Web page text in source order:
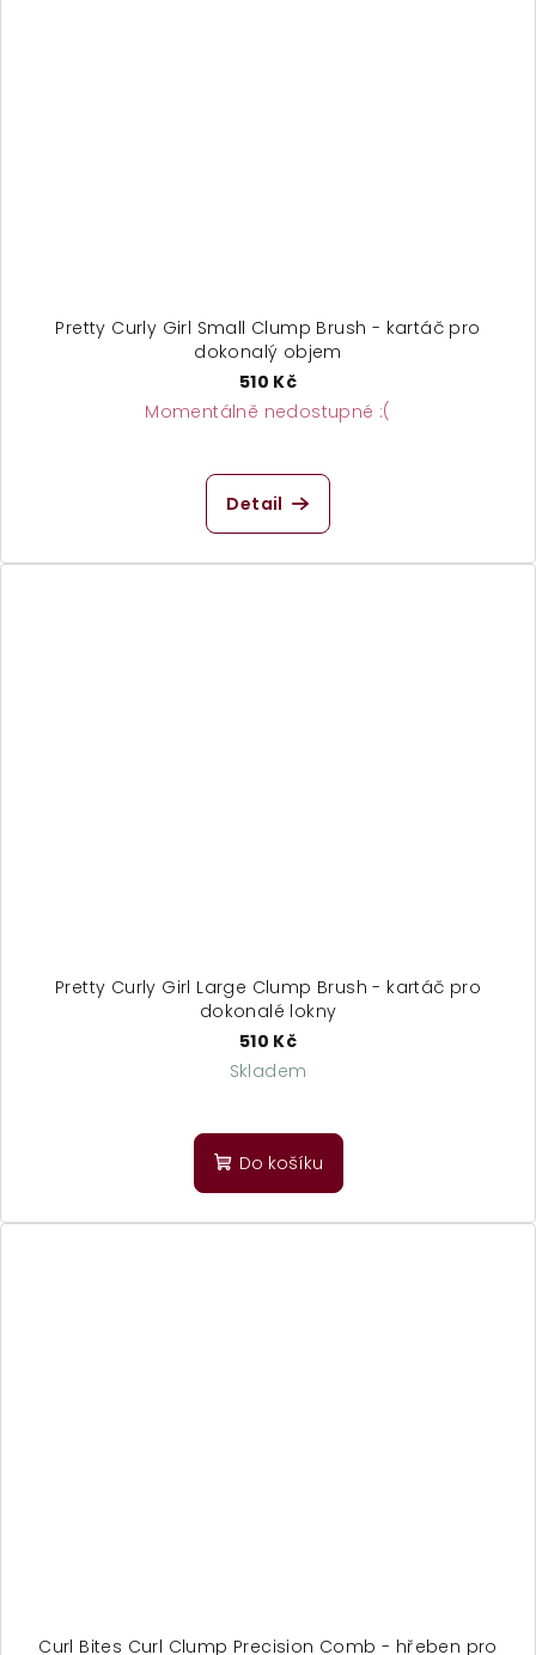
Pretty Curly Girl Small Clump Brush - kartáč pro
dokonalý objem
510 Kč
Momentálně nedostupné :(
Detail
Pretty Curly Girl Large Clump Brush - kartáč pro
dokonalé lokny
510 Kč
Skladem
Do košíku
Curl Bites Curl Clump Precision Comb - hřeben pro